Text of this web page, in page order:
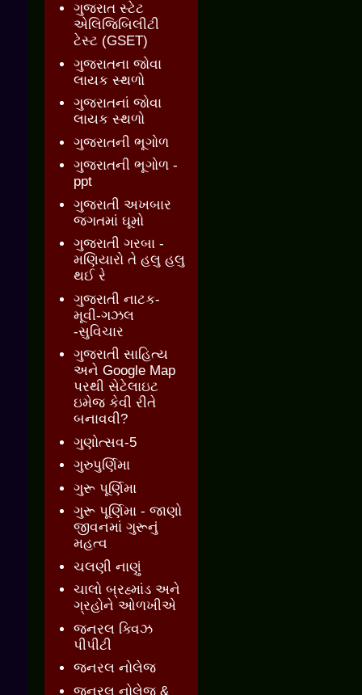
ગુજરાત સ્ટેટ
એલિજિબિલીટી
ટેસ્ટ (GSET)
ગુજરાતના જોવા
લાયક સ્થળો
ગુજરાતનાં જોવા
લાયક સ્થળો
ગુજરાતની ભૂગોળ
ગુજરાતની ભૂગોળ -
ppt
ગુજરાતી અખબાર
જગતમાં ઘૂમો
ગુજરાતી ગરબા -
મણિયારો તે હલુ હલુ
થઈ રે
ગુજરાતી નાટક-
મૂવી-ગઝલ
-સુવિચાર
ગુજરાતી સાહિત્ય
અને Google Map
પરથી સેટેલાઇટ
ઇમેજ કેવી રીતે
બનાવવી?
ગુણોત્સવ-5
ગુરુપુર્ણિમા
ગુરૂ પૂર્ણિમા
ગુરૂ પૂર્ણિમા - જાણો
જીવનમાં ગુરૂનું
મહત્વ
ચલણી નાણું
ચાલો બ્રહ્માંડ અને
ગ્રહોને ઓળખીએ
જનરલ ક્વિઝ
પીપીટી
જનરલ નોલેજ
જનરલ નોલેજ &